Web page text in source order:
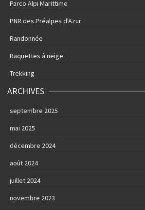
Parco Alpi Marittime
PNR des Préalpes d'Azur
Randonnée
Raquettes à neige
Trekking
ARCHIVES
septembre 2025
mai 2025
décembre 2024
août 2024
juillet 2024
novembre 2023